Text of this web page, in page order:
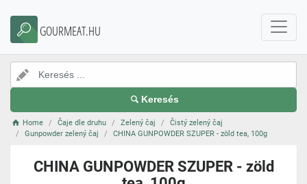
GOURMEAT.HU
Keresés
Home Čaje dle druhu Zelený čaj
Čistý zelený čaj
Gunpowder zelený čaj
CHINA GUNPOWDER SZUPER - zöld tea, 100g
CHINA GUNPOWDER SZUPER - zöld